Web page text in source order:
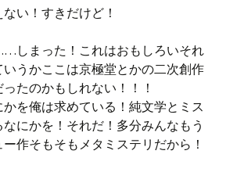
い！すきだけど！
まった！これはおもしろいそれ
うかここは京極堂とかの二次創作
たのかもしれない！！！
を俺は求めている！純文学とミス
なにかを！それだ！多分みんなもう
作そもそもメタミステリだから！